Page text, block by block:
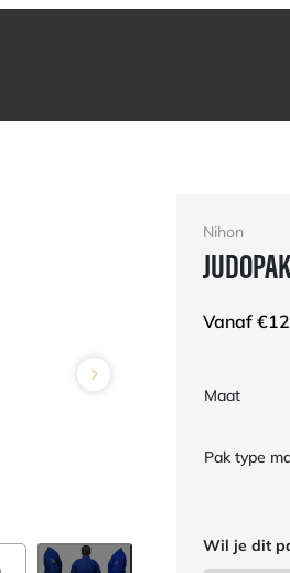
Nihon
Vanaf €
Maat
Pak type
Wil je dit